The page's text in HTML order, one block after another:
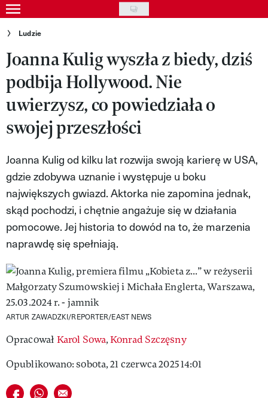
Skip
to
content
Gwiazdy
Ludzie
Moda
Uroda
Styl życia
Kultura
Wideo
Nasze akcje
VIVA!ART
VIVA!LIFESTYLE
VIVA!MAN
MAGAZYN VIVA!
Ludzie
Joanna Kulig wyszła z biedy, dziś
podbija Hollywood. Nie
uwierzysz, co powiedziała o
swojej przeszłości
Joanna Kulig od kilku lat rozwija swoją karierę w USA,
gdzie zdobywa uznanie i występuje u boku
największych gwiazd. Aktorka nie zapomina jednak,
skąd pochodzi, i chętnie angażuje się w działania
pomocowe. Jej historia to dowód na to, że marzenia
naprawdę się spełniają.
ARTUR ZAWADZKI/REPORTER/EAST NEWS
Opracował Karol Sowa,Konrad Szczęsny
Opublikowano: sobota, 21 czerwca 2025 14:01
Udostępnij na facebook
Udostępnij na whatsapp
E-mail do przyjaciela